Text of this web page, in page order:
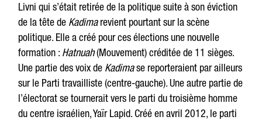
Livni qui s’était retirée de la politique suite à son éviction
de la tête de Kadimarevient pourtant sur la scène
politique. Elle a créé pour ces élections une nouvelle
formation : Hatnuah(Mouvement) créditée de 11 sièges.
Une partie des voix de Kadimase reporteraient par ailleurs
sur le Parti travailliste (centre-gauche). Une autre partie de
l’électorat se tournerait vers le parti du troisième homme
du centre israélien, Yaïr Lapid. Créé en avril 2012, le parti